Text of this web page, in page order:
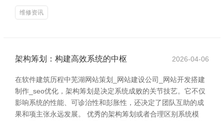
维修资讯
架构筹划：构建高效系统的中枢 2026-04-06
在软件建筑历程中芜湖网站策划_网站建设公司_网站开发搭建
制作_seo优化，架构筹划是决定系统成败的关节技艺。它不仅
影响系统的性能、可诊治性和彭胀性，还决定了团队互助的成
果和项主张永远发展。 优秀的架构筹划或者合理区别系统模